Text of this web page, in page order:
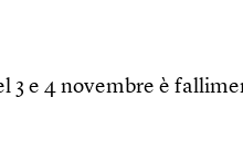
3 e 4 novembre è